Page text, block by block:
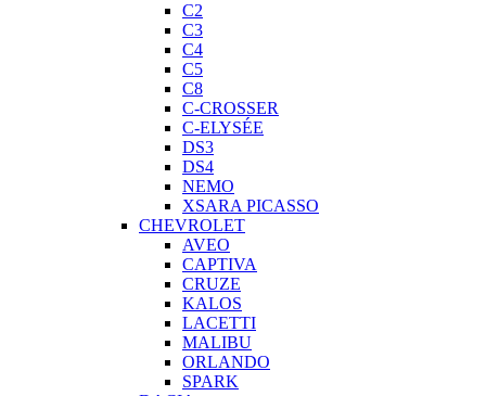
C2
C3
C4
C5
C8
C-CROSSER
C-ELYSÉE
DS3
DS4
NEMO
XSARA PICASSO
CHEVROLET
AVEO
CAPTIVA
CRUZE
KALOS
LACETTI
MALIBU
ORLANDO
SPARK